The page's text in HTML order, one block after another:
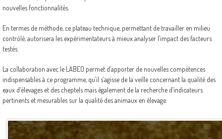
nouvelles fonctionnalités.
En termes de méthode, ce plateau technique, permettant de travailler en milieu
contrôlé, autorisera les expérimentateurs à mieux analyser l’impact des facteurs
testés.
La collaboration avec le LABEO permet d’apporter de nouvelles compétences
indispensables à ce programme, qu’il s’agisse de la veille concernant la qualité des
eaux d’élevages et des cheptels mais également de la recherche d’indicateurs
pertinents et mesurables sur la qualité des animaux en élevage.